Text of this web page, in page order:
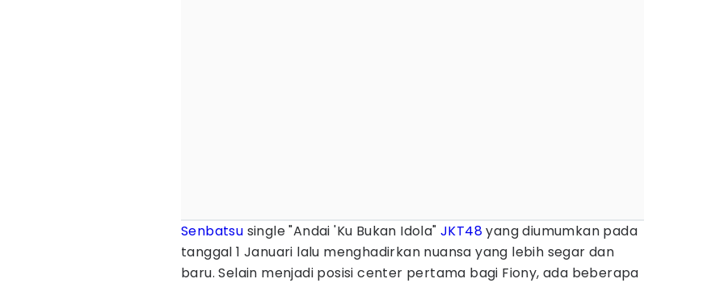
Senbatsu single "Andai 'Ku Bukan Idola"JKT48yang diumumkan pada
tanggal 1 Januari lalu menghadirkan nuansa yang lebih segar dan
baru. Selain menjadi posisi center pertama bagi Fiony, ada beberapa